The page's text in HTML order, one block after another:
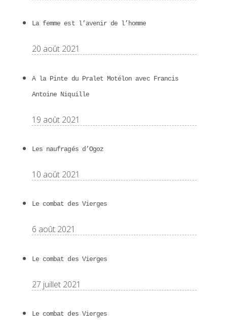
La femme est l’avenir de l’homme
20 août 2021
A la Pinte du Pralet Motélon avec Francis
Antoine Niquille
19 août 2021
Les naufragés d’Ogoz
10 août 2021
Le combat des Vierges
6 août 2021
Le combat des Vierges
27 juillet 2021
Le combat des Vierges